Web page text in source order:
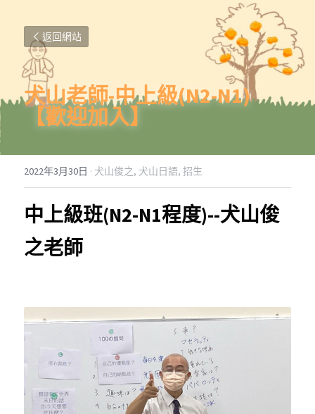
返回網站
犬山老師-中上級(N2-N1)
【歡迎加入】
2022年3月30日 · 犬山俊之, 犬山日語, 招生
中上級班(N2-N1程度)--犬山俊
之老師